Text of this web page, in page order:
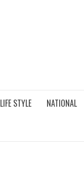
LIFE STYLE NATIONAL